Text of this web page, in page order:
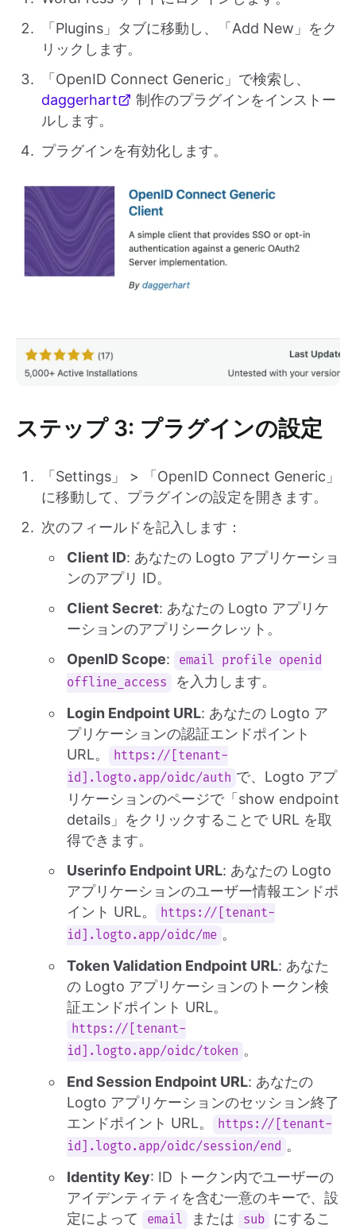
「Plugins」タブに移動し、「Add New」をク
リックします。
「OpenID Connect Generic」で検索し、
daggerhart
制作のプラグインをインストー
ルします。
プラグインを有効化します。
ステップ 3: プラグインの設定
「Settings」 > 「OpenID Connect Generic」
に移動して、プラグインの設定を開きます。
次のフィールドを記入します：
Client ID: あなたの Logto アプリケーショ
ンのアプリ ID。
Client Secret: あなたの Logto アプリケ
ーションのアプリシークレット。
OpenID Scope:
email profile openid
offline_access
を入力します。
Login Endpoint URL: あなたの Logto ア
プリケーションの認証エンドポイント
URL。
https://[tenant-
id].logto.app/oidc/auth で、Logto アプ
リケーションのページで「show endpoint
details」をクリックすることで URL を取
得できます。
Userinfo Endpoint URL: あなたの Logto
アプリケーションのユーザー情報エンドポ
イント URL。
https://[tenant-
id].logto.app/oidc/me 。
Token Validation Endpoint URL: あなた
の Logto アプリケーションのトークン検
証エンドポイント URL。
https://[tenant-
id].logto.app/oidc/token 。
End Session Endpoint URL: あなたの
Logto アプリケーションのセッション終了
エンドポイント URL。
https://[tenant-
id].logto.app/oidc/session/end 。
Identity Key: ID トークン内でユーザーの
アイデンティティを含む一意のキーで、設
定によって
email または sub
にするこ